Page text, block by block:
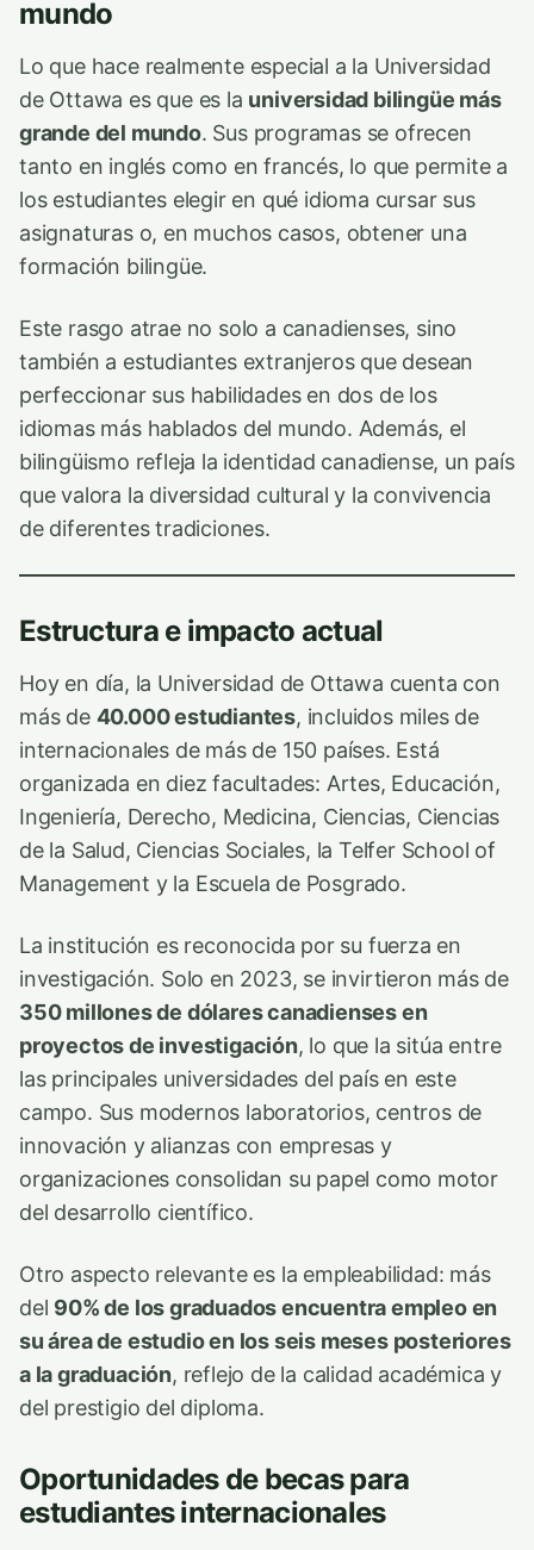
mundo
Lo que hace realmente especial a la Universidad
de Ottawa es que es la universidad bilingüe más
grande del mundo. Sus programas se ofrecen
tanto en inglés como en francés, lo que permite a
los estudiantes elegir en qué idioma cursar sus
asignaturas o, en muchos casos, obtener una
formación bilingüe.
Este rasgo atrae no solo a canadienses, sino
también a estudiantes extranjeros que desean
perfeccionar sus habilidades en dos de los
idiomas más hablados del mundo. Además, el
bilingüismo refleja la identidad canadiense, un país
que valora la diversidad cultural y la convivencia
de diferentes tradiciones.
Estructura e impacto actual
Hoy en día, la Universidad de Ottawa cuenta con
más de 40.000 estudiantes, incluidos miles de
internacionales de más de 150 países. Está
organizada en diez facultades: Artes, Educación,
Ingeniería, Derecho, Medicina, Ciencias, Ciencias
de la Salud, Ciencias Sociales, la Telfer School of
Management y la Escuela de Posgrado.
La institución es reconocida por su fuerza en
investigación. Solo en 2023, se invirtieron más de
350 millones de dólares canadienses en
proyectos de investigación, lo que la sitúa entre
las principales universidades del país en este
campo. Sus modernos laboratorios, centros de
innovación y alianzas con empresas y
organizaciones consolidan su papel como motor
del desarrollo científico.
Otro aspecto relevante es la empleabilidad: más
del 90% de los graduados encuentra empleo en
su área de estudio en los seis meses posteriores
a la graduación, reflejo de la calidad académica y
del prestigio del diploma.
Oportunidades de becas para
estudiantes internacionales